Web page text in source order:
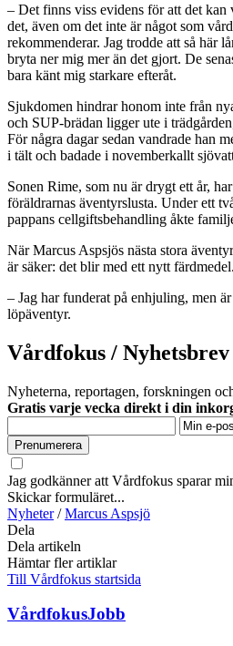
– Det finns viss evidens för att det
det, även om det inte är något som
rekommenderar. Jag trodde att så här
bryta ner mig mer än det gjort. De
bara känt mig starkare efteråt.
Sjukdomen hindrar honom inte från
och SUP-brädan ligger ute i
För några dagar sedan vandrade han
i tält och badade i novemberkallt
Sonen Rime, som nu är drygt ett år,
föräldrarnas äventyrslusta. Under ett
pappans cellgiftsbehandling åkte
När Marcus Aspsjös nästa stora
är säker: det blir med ett nytt färdmedel.
– Jag har funderat på enhjuling, men
löpäventyr.
Vårdfokus / Nyhetsbrev
Nyheterna, reportagen, forskningen
Gratis varje vecka direkt i din
Jag godkänner att Vårdfokus sparar
Skickar formuläret...
Nyheter/Marcus Aspsjö
Dela
Dela artikeln
Hämtar fler artiklar
Till Vårdfokus startsida
VårdfokusJobb